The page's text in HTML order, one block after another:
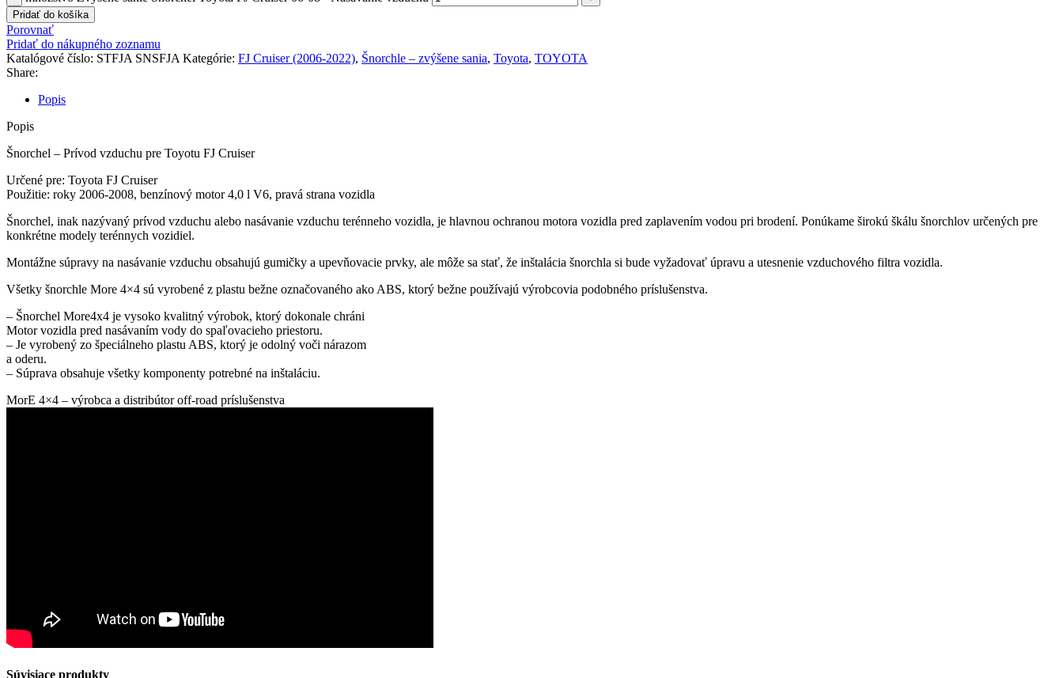
Pridať do košíka
Porovnať
Pridať do nákupného zoznamu
Katalógové číslo: STFJA SNSFJA Kategórie: FJ Cruiser (2006-2022), Šnorchle – zvýšene sania, Toyota, TOYOTA
Share:
Popis
Popis
Šnorchel – Prívod vzduchu pre Toyotu FJ Cruiser
Určené pre: Toyota FJ Cruiser
Použitie: roky 2006-2008, benzínový motor 4,0 l V6, pravá strana vozidla
Šnorchel, inak nazývaný prívod vzduchu alebo nasávanie vzduchu terénneho vozidla, je hlavnou ochranou motora vozidla pred zaplavením vodou pri brodení. Ponúkame širokú škálu šnorchlov určených pre
konkrétne modely terénnych vozidiel.
Montážne súpravy na nasávanie vzduchu obsahujú gumičky a upevňovacie prvky, ale môže sa stať, že inštalácia šnorchla si bude vyžadovať úpravu a utesnenie vzduchového filtra vozidla.
Všetky šnorchle More 4×4 sú vyrobené z plastu bežne označovaného ako ABS, ktorý bežne používajú výrobcovia podobného príslušenstva.
– Šnorchel More4x4 je vysoko kvalitný výrobok, ktorý dokonale chráni
Motor vozidla pred nasávaním vody do spaľovacieho priestoru.
– Je vyrobený zo špeciálneho plastu ABS, ktorý je odolný voči nárazom
a oderu.
– Súprava obsahuje všetky komponenty potrebné na inštaláciu.
MorE 4×4 – výrobca a distribútor off-road príslušenstva
Súvisiace produkty